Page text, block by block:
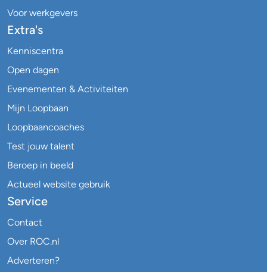
Voor werkgevers
Extra's
Kenniscentra
Open dagen
Evenementen & Activiteiten
Mijn Loopbaan
Loopbaancoaches
Test jouw talent
Beroep in beeld
Actueel website gebruik
Service
Contact
Over ROC.nl
Adverteren?